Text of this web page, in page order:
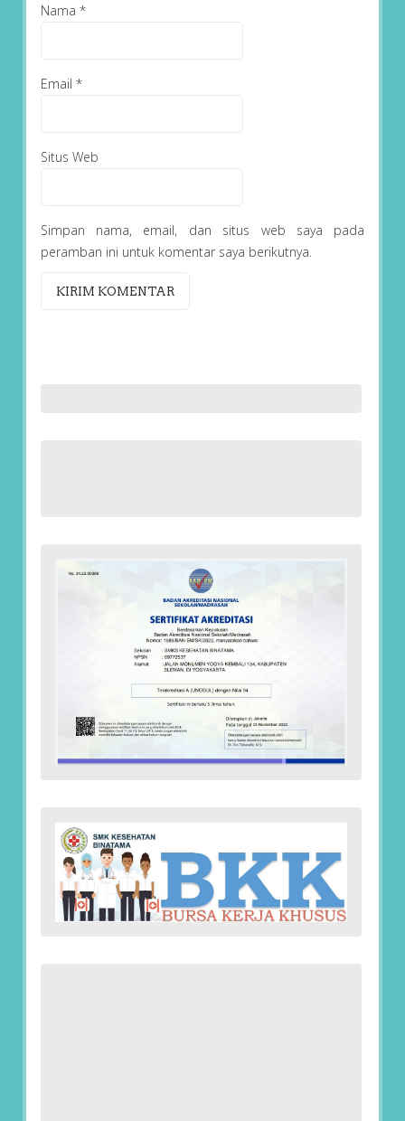
Nama *
Email *
Situs Web
Simpan nama, email, dan situs web saya pada
peramban ini untuk komentar saya berikutnya.